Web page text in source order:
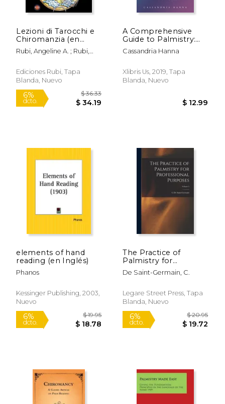
6% $ 53.95 6%
6%
dcto.
12%
dcto.
Lezioni di Tarocchi e
Chiromanzia (en
Italiano)
Rubi, Angeline A. ; Rubi,
Ediciones Rubi, Tapa
Blanda, Nuevo
A Comprehensive
Guide to Palmistry:
The Language of the
Hands (en Inglés)
Cassandria Hanna
Xlibris Us, 2019, Tapa
Blanda, Nuevo
elements of hand
reading (en Inglés)
Phanos
Kessinger Publishing, 2003,
Nuevo
The Practice of
Palmistry for
Professional
Purposes; Volume 2
De Saint-Germain, C.
Legare Street Press, Tapa
Blanda, Nuevo